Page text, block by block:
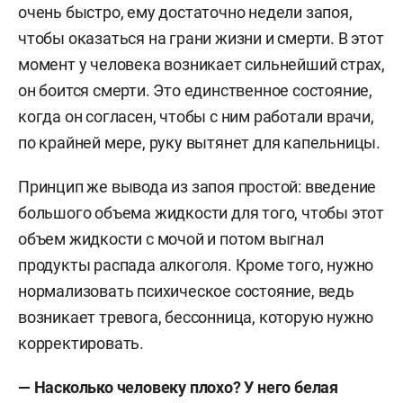
очень быстро, ему достаточно недели запоя,
чтобы оказаться на грани жизни и смерти. В этот
момент у человека возникает сильнейший страх,
он боится смерти. Это единственное состояние,
когда он согласен, чтобы с ним работали врачи,
по крайней мере, руку вытянет для капельницы.
Принцип же вывода из запоя простой: введение
большого объема жидкости для того, чтобы этот
объем жидкости с мочой и потом выгнал
продукты распада алкоголя. Кроме того, нужно
нормализовать психическое состояние, ведь
возникает тревога, бессонница, которую нужно
корректировать.
— Насколько человеку плохо? У него белая